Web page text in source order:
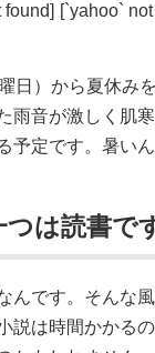
found] [`yahoo`
日）から夏休み
雨音が激しく肌
予定です。暑い
は読書で
んです。そんな
説は時間かかる